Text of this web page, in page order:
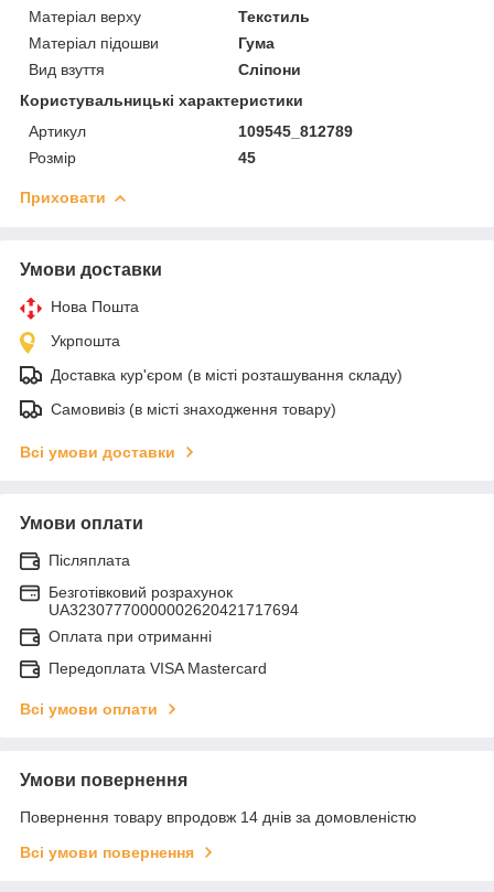
Матеріал верху
Текстиль
Матеріал підошви
Гума
Вид взуття
Сліпони
Користувальницькі характеристики
Артикул
109545_812789
Розмір
45
Приховати
Умови доставки
Нова Пошта
Укрпошта
Доставка кур'єром (в місті розташування складу)
Самовивіз (в місті знаходження товару)
Всі умови доставки
Умови оплати
Післяплата
Безготівковий розрахунок
UA32307770000002620421717694
Оплата при отриманні
Передоплата VISA Mastercard
Всі умови оплати
Умови повернення
Повернення товару впродовж 14 днів за домовленістю
Всі умови повернення